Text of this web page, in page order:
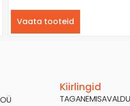
Vaata tooteid
Kiirlingid